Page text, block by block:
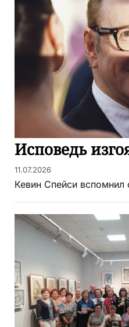
Исповедь
11.07.2026
Кевин Спейси вспомнил